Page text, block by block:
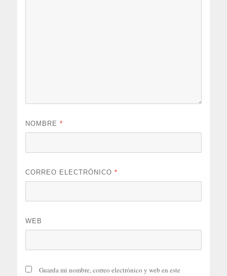
NOMBRE*
CORREO ELECTRÓNICO*
WEB
Guarda mi nombre, correo electrónico y web en este